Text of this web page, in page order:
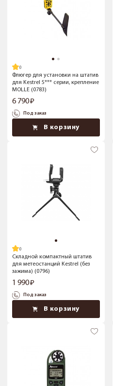
Флюгер для установки на штатив
для Kestrel 5*** серии, крепление
MOLLE (0783)
6 790
Под заказ
В корзину
Складной компактный штатив
для метеостанций Kestrel (без
зажима) (0796)
1 990
Под заказ
В корзину